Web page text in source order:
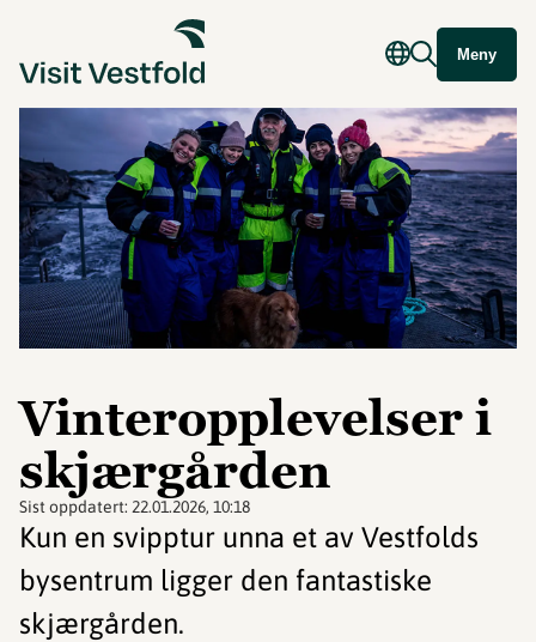
Meny
Vinteropplevelser i
skjærgården
Sist oppdatert: 22.01.2026, 10:18
Kun en svipptur unna et av Vestfolds
bysentrum ligger den fantastiske
skjærgården.